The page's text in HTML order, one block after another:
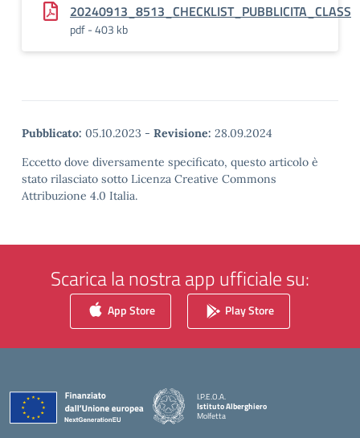
20240913_8513_CHECKLIST_PUBBLICITA_CLASS
pdf - 403 kb
Pubblicato: 05.10.2023 - Revisione: 28.09.2024
Eccetto dove diversamente specificato, questo articolo è
stato rilasciato sotto Licenza Creative Commons
Attribuzione 4.0 Italia.
Scarica la nostra app ufficiale su:
App Store Play Store
I.P.E.O.A.
Istituto Alberghiero
Molfetta